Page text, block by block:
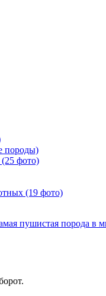
породы)
фото)
(19 фото)
пушистая порода в